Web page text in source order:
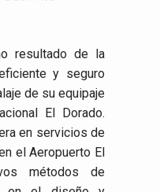
resultado de la
y seguro
de su equipaje
El Dorado.
en servicios de
el Aeropuerto El
métodos de